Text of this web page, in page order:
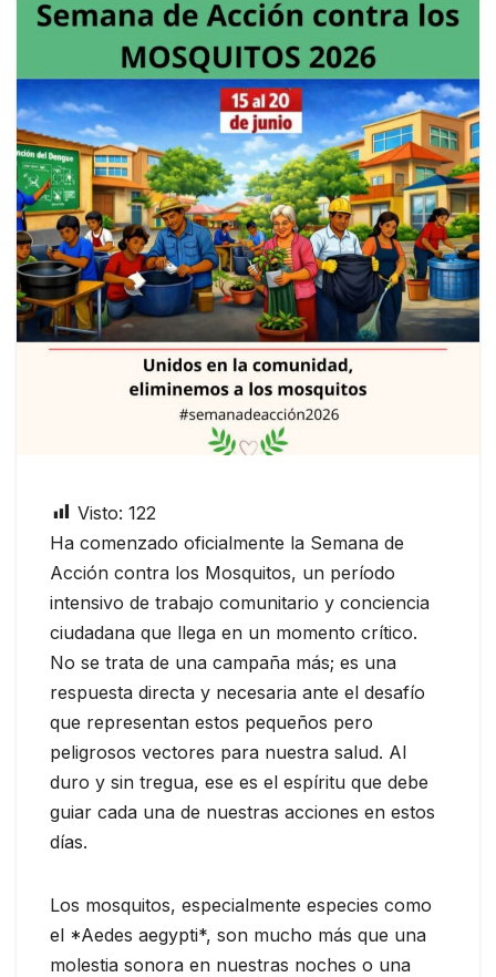
Visto: 122
Ha comenzado oficialmente la Semana de
Acción contra los Mosquitos, un período
intensivo de trabajo comunitario y conciencia
ciudadana que llega en un momento crítico.
No se trata de una campaña más; es una
respuesta directa y necesaria ante el desafío
que representan estos pequeños pero
peligrosos vectores para nuestra salud. Al
duro y sin tregua, ese es el espíritu que debe
guiar cada una de nuestras acciones en estos
días.
Los mosquitos, especialmente especies como
el *Aedes aegypti*, son mucho más que una
molestia sonora en nuestras noches o una